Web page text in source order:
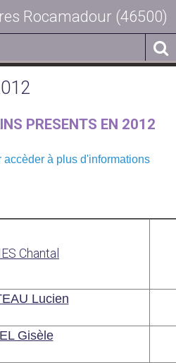
Rocamadour (46500)
PRESENTS EN 2012
accèder à plus d'informations
Chantal
Lucien
Gisèle